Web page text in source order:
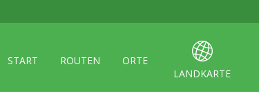
START ROUTEN
ORTE
LANDKARTE